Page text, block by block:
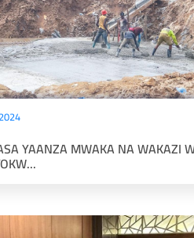
YAANZA MWAKA NA WAKAZI